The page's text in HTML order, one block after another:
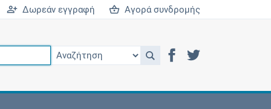
Δωρεάν εγγραφή Αγορά συνδρομής